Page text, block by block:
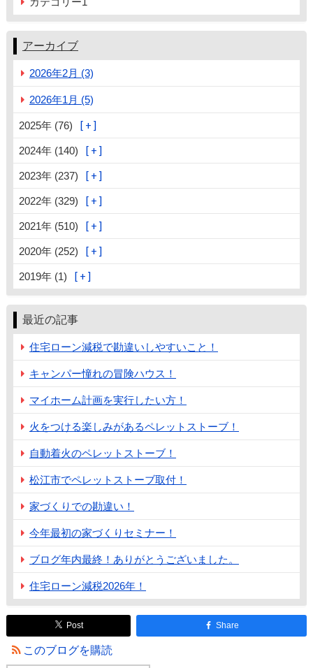
アーカイブ
2026年2月 (3)
2026年1月 (5)
2025年 (76)
2024年 (140)
2023年 (237)
2022年 (329)
2021年 (510)
2020年 (252)
2019年 (1)
最近の記事
住宅ローン減税で勘違いしやすいこと！
キャンパー憧れの冒険ハウス！
マイホーム計画を実行したい方！
火をつける楽しみがあるペレットストーブ！
自動着火のペレットストーブ！
松江市でペレットストーブ取付！
家づくりでの勘違い！
今年最初の家づくりセミナー！
ブログ年内最終！ありがとうございました。
住宅ローン減税2026年！
Post Share
このブログを購読